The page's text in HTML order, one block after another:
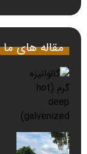
مقاله های ما